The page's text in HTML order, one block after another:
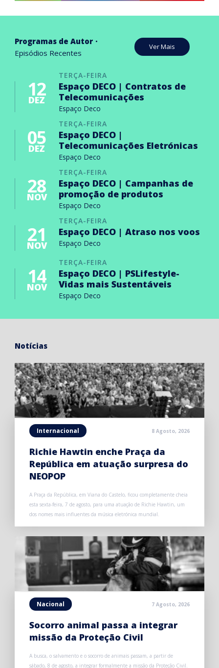
Programas de Autor
Episódios Recentes
Ver Mais
TERÇA-FEIRA
12
DEZ
Espaço DECO | Contratos de
Telecomunicações
Espaço Deco
TERÇA-FEIRA
05
DEZ
Espaço DECO |
Telecomunicações Eletrónicas
Espaço Deco
TERÇA-FEIRA
28
NOV
Espaço DECO | Campanhas de
promoção de produtos
Espaço Deco
TERÇA-FEIRA
21
NOV
Espaço DECO | Atraso nos voos
Espaço Deco
TERÇA-FEIRA
14
NOV
Espaço DECO | PSLifestyle-
Vidas mais Sustentáveis
Espaço Deco
Notícias
Internacional 8 Agosto, 2026
Richie Hawtin enche Praça da
República em atuação surpresa do
NEOPOP
A Praça da República, em Viana do Castelo, ficou completamente cheia
esta sexta-feira, 7 de agosto, para uma atuação de Richie Hawtin, um
dos nomes mais influentes da música eletrónica mundial.
Nacional 7 Agosto, 2026
Socorro animal passa a integrar
missão da Proteção Civil
A busca, o salvamento e o socorro de animais passam, a partir de
sábado, 8 de agosto, a integrar formalmente a missão da Proteção Civil.